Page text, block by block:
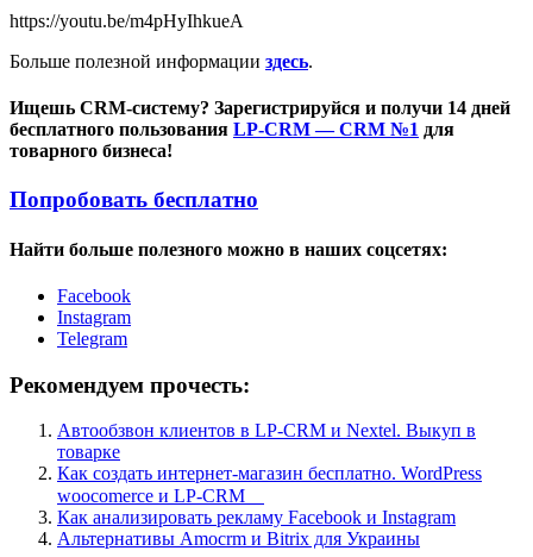
https://youtu.be/m4pHyIhkueA
Больше полезной информации здесь.
Ищешь CRM-систему? Зарегистрируйся и получи 14 дней
бесплатного пользования LP-CRM — CRM №1 для
товарного бизнеса!
Попробовать бесплатно
Найти больше полезного можно в наших соцсетях:
Facebook
Instagram
Telegram
Рекомендуем прочесть:
Автообзвон клиентов в LP-СRМ и Nextel. Выкуп в
товарке
Как создать интернет-магазин бесплатно. WordPress
woocomerce и LP-CRM ⠀
Как анализировать рекламу Facebook и Instagram
Альтернативы Amocrm и Bitrix для Украины